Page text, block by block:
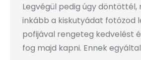
Legvégül pedig úgy
inkább a kiskutyádat fotózod
pofijával rengeteg kedvelést
fog majd kapni. Ennek